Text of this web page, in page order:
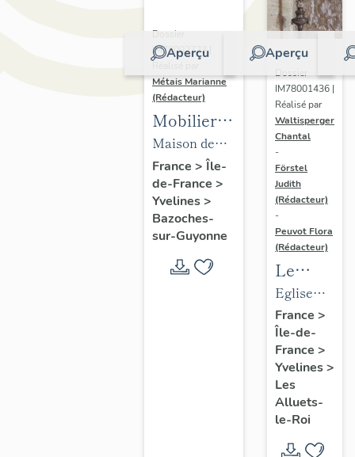
Aperçu
Dossier
IM78002723 |
Métais Marianne
(Rédacteur)
Mobilier
de la
maison
Louis
Carré
Maison de
villégiature
dite maison
Louis Carré
France > Île-
de-France >
Yvelines>
Bazoches-
sur-Guyonne
Aperçu
Dossier
IM78001436 |
Réalisé par
Waltisperger
Chantal
-
Förstel
Judith
(Rédacteur)
-
Peuvot Flora
(Rédacteur)
Le
mobilier
de
l'église
Saint-
Nicolas
Eglise
paroissiale
Saint-
Nicolas
France >
Île-de-
France >
Yvelines>
Les
Alluets-
le-Roi